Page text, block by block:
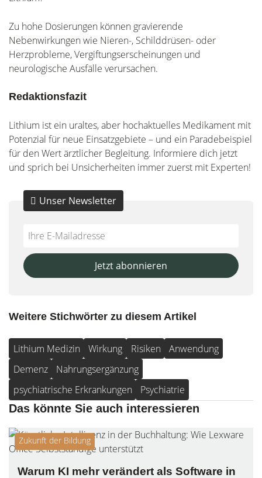
Zu hohe Dosierungen können gravierende
Nebenwirkungen wie Nieren-, Schilddrüsen- oder
Herzprobleme, Vergiftungserscheinungen und
neurologische Ausfälle verursachen.
Redaktionsfazit
Lithium ist ein uraltes, aber hochaktuelles Medikament mit
Potenzial für neue Einsatzgebiete – und ein Paradebeispiel
für den Wert ärztlicher Begleitung. Informiere dich jetzt
und sprich bei Unsicherheiten immer zuerst mit Experten!
Do
fill
this
Unser Newsletter
*Ihre
Mailadresse:
Jetzt abonnieren
Weitere Stichwörter zu diesem Artikel
Lithium Medizin Wirkung Risiken
Anwendung
Demenz
Nahrungsergänzung
psychiatrische Erkrankungen
Psychiatrie
Das könnte Sie auch interessieren
Zukunft der Bildung
Warum KI mehr verändert als Software in